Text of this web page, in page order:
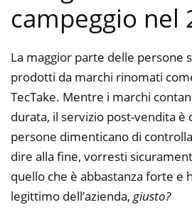
campeggio nel
La maggior parte delle persone
prodotti da marchi rinomati
TecTake. Mentre i marchi
durata, il servizio post-vendita è
persone dimenticano di
dire alla fine, vorresti
quello che è abbastanza forte e
legittimo dell’azienda, giusto?